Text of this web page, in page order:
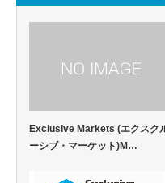
Exclusive Markets (エクスク
ーシブ・マーケット)M…